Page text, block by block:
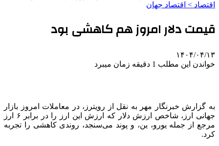
اقتصاد > اقتصاد جهان
قیمت دلار امروز هم کاهشی بود
۱۴۰۴/۰۴/۱۳
خواندن این مطلب 1 دقیقه زمان میبرد
به گزارش خبرنگار مهر به نقل از رویترز، در معاملات امروز بازار
جهانی ارز، شاخص ارزش دلار که ارزش این ارز را در برابر ۶ ارز
مرجع از جمله یورو، ین، و پوند می‌سنجد، روندی کاهشی را تجربه
کرد.